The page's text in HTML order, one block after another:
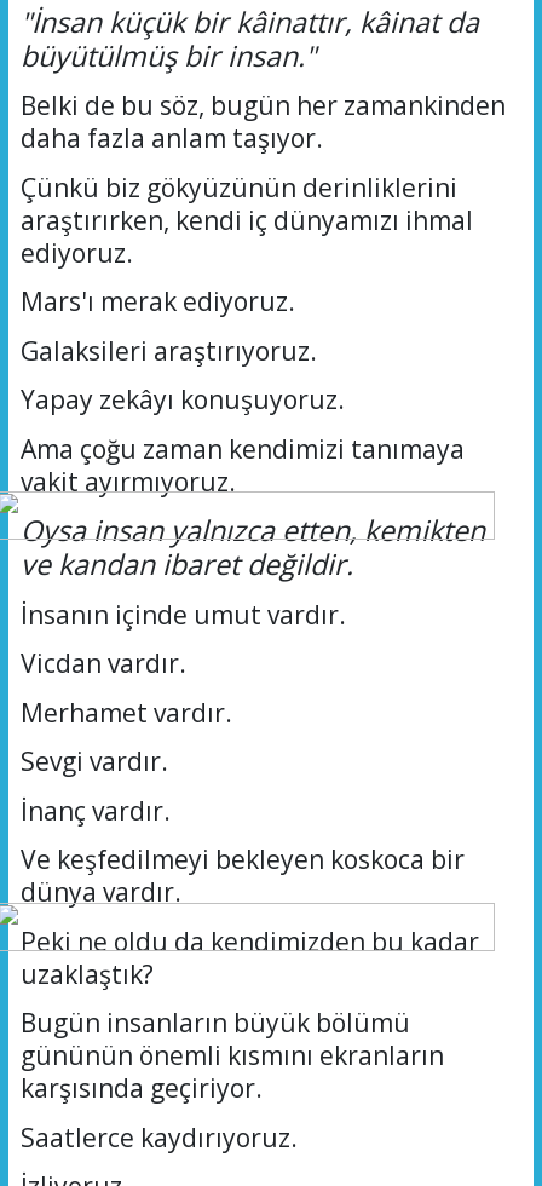
"İnsan küçük bir kâinattır, kâinat da
büyütülmüş bir insan."
Belki de bu söz, bugün her zamankinden
daha fazla anlam taşıyor.
Çünkü biz gökyüzünün derinliklerini
araştırırken, kendi iç dünyamızı ihmal
ediyoruz.
Mars'ı merak ediyoruz.
Galaksileri araştırıyoruz.
Yapay zekâyı konuşuyoruz.
Ama çoğu zaman kendimizi tanımaya
vakit ayırmıyoruz.
Oysa insan yalnızca etten, kemikten
ve kandan ibaret değildir.
İnsanın içinde umut vardır.
Vicdan vardır.
Merhamet vardır.
Sevgi vardır.
İnanç vardır.
Ve keşfedilmeyi bekleyen koskoca bir
dünya vardır.
Peki ne oldu da kendimizden bu kadar
uzaklaştık?
Bugün insanların büyük bölümü
gününün önemli kısmını ekranların
karşısında geçiriyor.
Saatlerce kaydırıyoruz.